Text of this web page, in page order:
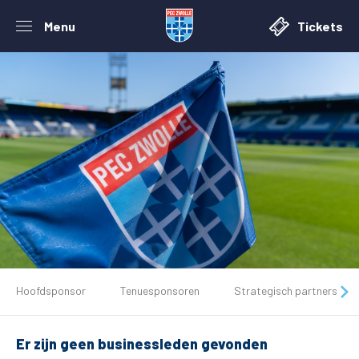
Menu Tickets
Tickets
Matchdays
Hoofdsponsor Tenuesponsoren Strategisch partners
Er zijn geen businessleden gevonden